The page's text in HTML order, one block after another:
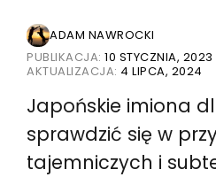
ADAM NAWROCKI
PUBLIKACJA: 10 STYCZNIA, 2023
AKTUALIZACJA: 4 LIPCA, 2024
Japońskie imiona
sprawdzić się w
tajemniczych i